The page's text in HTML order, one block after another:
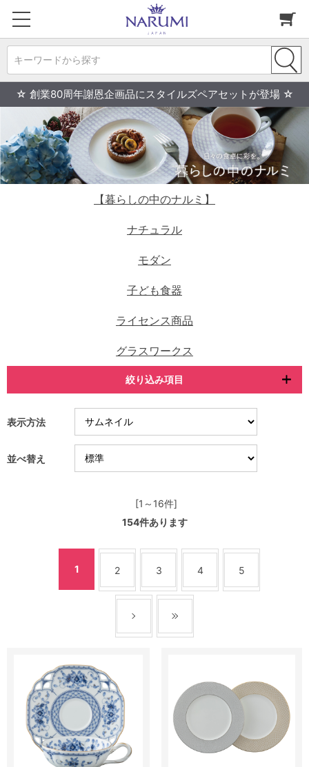
キーワードから探す
☆ 創業80周年謝恩企画品にスタイルズペアセットが登場 ☆
【暮らしの中のナルミ】
ナチュラル
モダン
子ども食器
ライセンス商品
グラスワークス
絞り込み項目
表示方法
並べ替え
[1～16件]
154件あります
1 2 3 4 5